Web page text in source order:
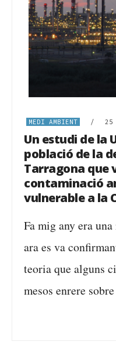
MEDI AMBIENT / 25
Un estudi de la
població de la
Tarragona que
contaminació
vulnerable a la
Fa mig any era
ara es va
teoria que alguns
mesos enrere